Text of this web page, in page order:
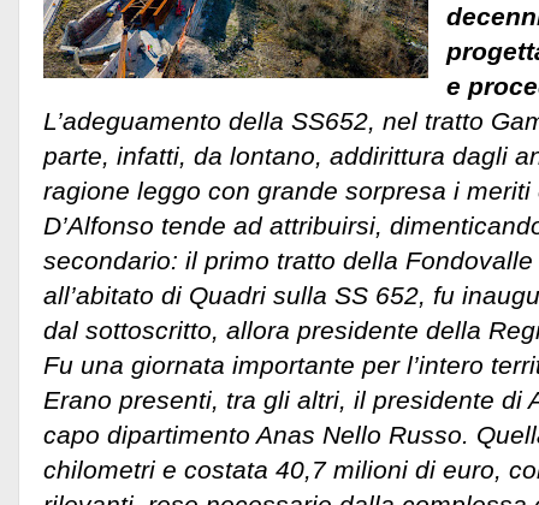
e
L’adeguamento della SS652, nel tratto
parte, infatti, da lontano, addirittura dagli
ragione leggo con grande sorpresa i
D’Alfonso tende ad attribuirsi,
secondario: il primo tratto della
all’abitato di Quadri sulla SS 652, fu
dal sottoscritto, allora presidente della
Fu una giornata importante per l’intero
Erano presenti, tra gli altri, il presidente di
capo dipartimento Anas Nello Russo.
chilometri e costata 40,7 milioni di euro,